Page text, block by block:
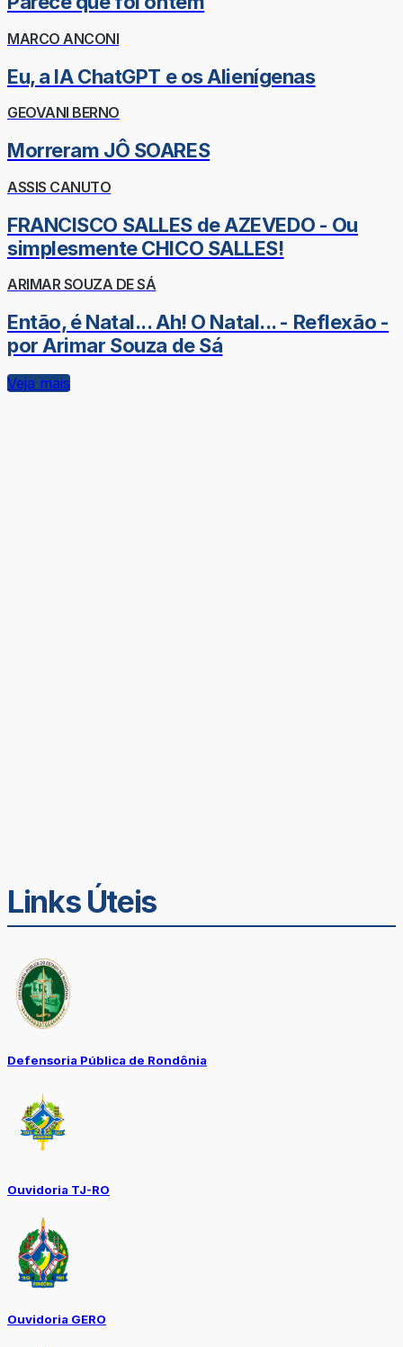
MARCO ANCONI
Eu, a IA ChatGPT e os Alienígenas
GEOVANI BERNO
Morreram JÔ SOARES
ASSIS CANUTO
FRANCISCO SALLES de AZEVEDO - Ou
simplesmente CHICO SALLES!
ARIMAR SOUZA DE SÁ
Então, é Natal... Ah! O Natal... - Reflexão -
por Arimar Souza de Sá
Veja mais
Links Úteis
Defensoria Pública de Rondônia
Ouvidoria TJ-RO
Ouvidoria GERO